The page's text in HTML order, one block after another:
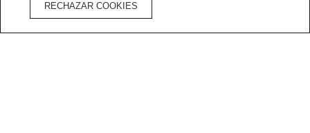
RECHAZAR COOKIES